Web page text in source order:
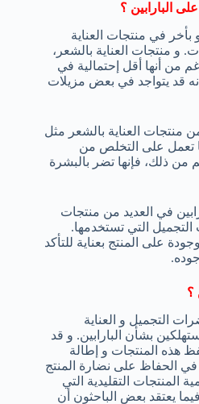
البارابين ؟
بأخر في منتجات العناية
و منتجات العناية بالشعر،
من أنها أقل إحتمالية في
أنه قد يتواجد في بعض مزيلات
منتجات العناية بالشعر مثل
تعمل على التخلص من
من ذلك، فإنها تضر بالبشرة
في العديد من منتجات
التي تستخدمها.
على المنتج بعناية للتأكد
؟
التجميل و العناية
بشأن البارابين. و قد
هذه المنتجات و إطالة
في الحفاظ على نضارة المنتج
المنتجات التقليدية التي
فيما يعتقد بعض الباحثون أن